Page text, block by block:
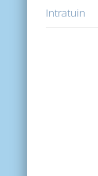
Intratuin